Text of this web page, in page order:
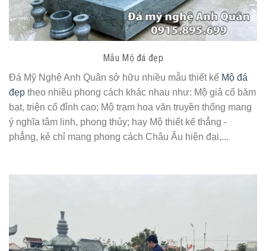
Mẫu Mộ đá đẹp
Đá Mỹ Nghệ Anh Quân sở hữu nhiều mẫu thiết kế Mộ đá
đẹp theo nhiều phong cách khác nhau như: Mộ giả cổ băm
bạt, triện cổ đỉnh cao; Mộ trạm hoa văn truyền thống mang
ý nghĩa tâm linh, phong thủy; hay Mộ thiết kế thẳng -
phẳng, kẻ chỉ mang phong cách Châu Âu hiện đại,...